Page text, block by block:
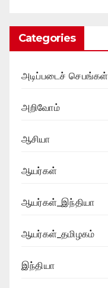
Categories
அடிப்படைச் செபங்கள்
அறிவோம்
ஆசியா
ஆயர்கள்
ஆயர்கள்_இந்தியா
ஆயர்கள்_தமிழகம்
இந்தியா